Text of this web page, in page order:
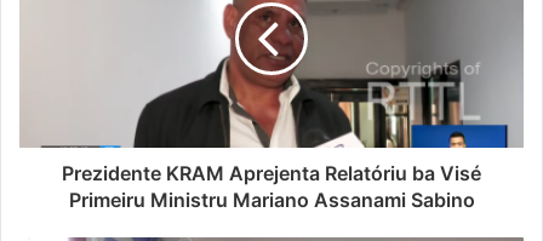
Prezidente KRAM Aprejenta Relatóriu ba Visé
Primeiru Ministru Mariano Assanami Sabino